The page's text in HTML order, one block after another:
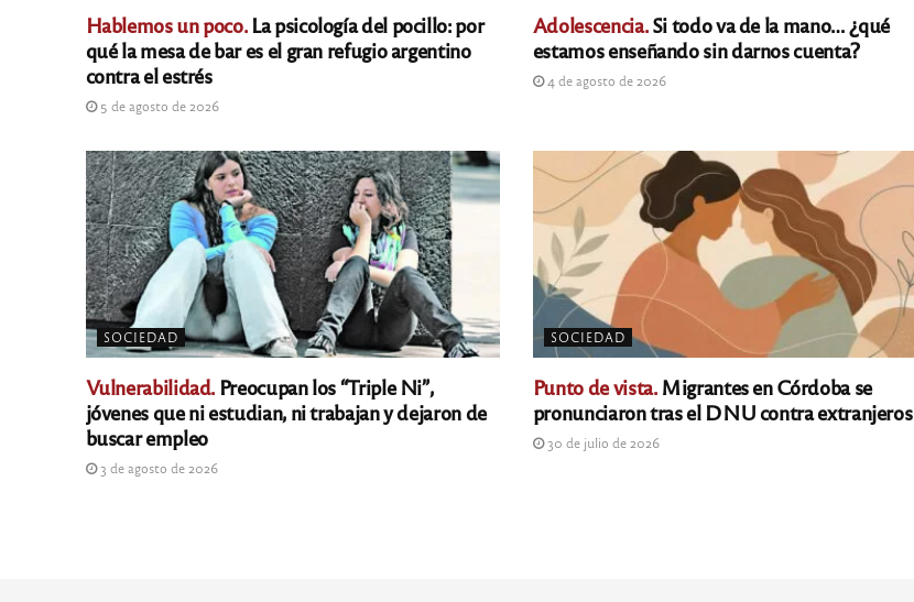
Hablemos un poco.La psicología del pocillo: por
qué la mesa de bar es el gran refugio argentino
contra el estrés
5 de agosto de 2026
Adolescencia.Si todo va de la mano… ¿qué
estamos enseñando sin darnos cuenta?
4 de agosto de 2026
SOCIEDAD
Vulnerabilidad. Preocupan los “Triple Ni”,
jóvenes que ni estudian, ni trabajan y dejaron de
buscar empleo
3 de agosto de 2026
SOCIEDAD
Punto de vista.Migrantes en Córdoba se
pronunciaron tras el DNU contra extranjeros
30 de julio de 2026